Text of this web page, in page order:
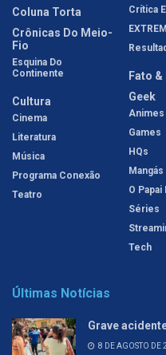
Coluna Torta
Crônicas Do Meio-
Fio
Esquina Do
Continente
Cultura
Cinema
Literatura
Música
Programa Conexão
Teatro
Crítica
Fato &
Geek
Animes
Games
HQs
Mangás
O Papai
Séries
Tech
Últimas Notícias
Grave
8 DE AGOSTO DE